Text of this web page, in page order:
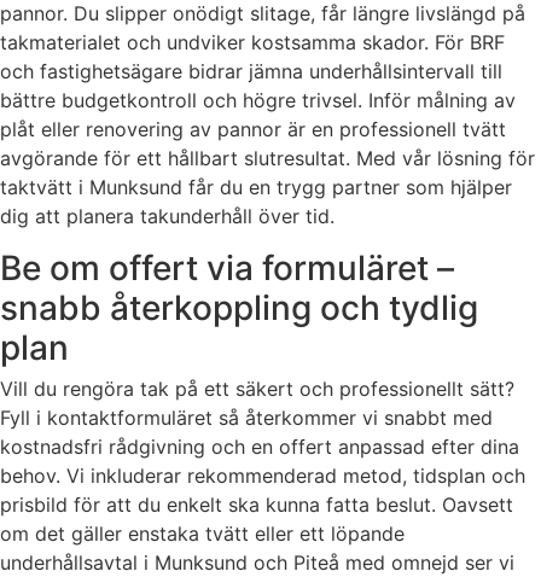
pannor. Du slipper onödigt slitage, får längre livslängd på
takmaterialet och undviker kostsamma skador. För BRF
och fastighetsägare bidrar jämna underhållsintervall till
bättre budgetkontroll och högre trivsel. Inför målning av
plåt eller renovering av pannor är en professionell tvätt
avgörande för ett hållbart slutresultat. Med vår lösning för
taktvätt i Munksund får du en trygg partner som hjälper
dig att planera takunderhåll över tid.
Be om offert via formuläret –
snabb återkoppling och tydlig
plan
Vill du rengöra tak på ett säkert och professionellt sätt?
Fyll i kontaktformuläret så återkommer vi snabbt med
kostnadsfri rådgivning och en offert anpassad efter dina
behov. Vi inkluderar rekommenderad metod, tidsplan och
prisbild för att du enkelt ska kunna fatta beslut. Oavsett
om det gäller enstaka tvätt eller ett löpande
underhållsavtal i Munksund och Piteå med omnejd ser vi